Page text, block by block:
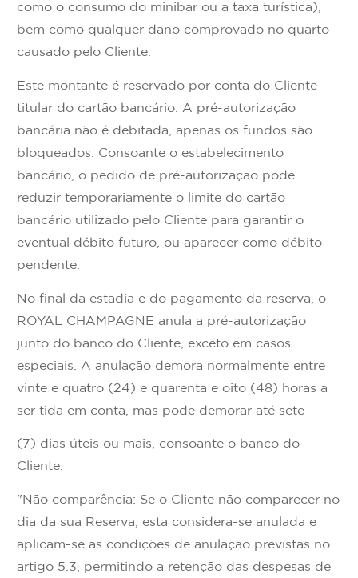
como o consumo do minibar ou a taxa turística),
bem como qualquer dano comprovado no quarto
causado pelo Cliente.
Este montante é reservado por conta do Cliente
titular do cartão bancário. A pré-autorização
bancária não é debitada, apenas os fundos são
bloqueados. Consoante o estabelecimento
bancário, o pedido de pré-autorização pode
reduzir temporariamente o limite do cartão
bancário utilizado pelo Cliente para garantir o
eventual débito futuro, ou aparecer como débito
pendente.
No final da estadia e do pagamento da reserva, o
ROYAL CHAMPAGNE anula a pré-autorização
junto do banco do Cliente, exceto em casos
especiais. A anulação demora normalmente entre
vinte e quatro (24) e quarenta e oito (48) horas a
ser tida em conta, mas pode demorar até sete
(7) dias úteis ou mais, consoante o banco do
Cliente.
"Não comparência: Se o Cliente não comparecer no
dia da sua Reserva, esta considera-se anulada e
aplicam-se as condições de anulação previstas no
artigo 5.3, permitindo a retenção das despesas de